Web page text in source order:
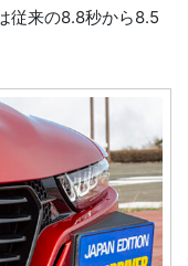
従来の8.8秒から8.5